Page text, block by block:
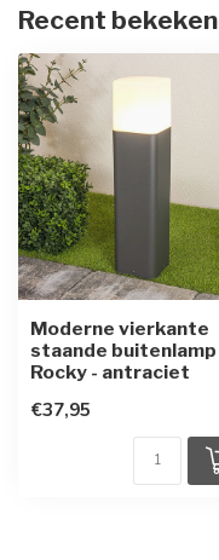
Recent bekeken
Moderne vierkante
staande buitenlamp
Rocky - antraciet
€37,95